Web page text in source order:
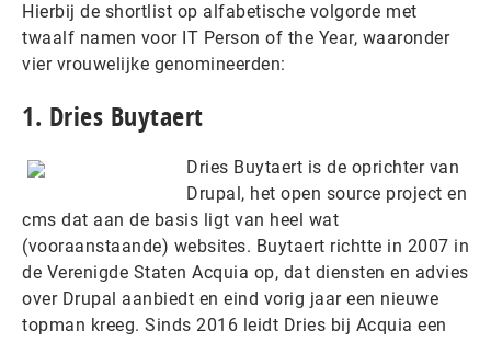
Hierbij de shortlist op alfabetische volgorde met
twaalf namen voor IT Person of the Year, waaronder
vier vrouwelijke genomineerden:
1. Dries Buytaert
Dries Buytaert is de oprichter van
Drupal, het open source project en
cms dat aan de basis ligt van heel wat
(vooraanstaande) websites. Buytaert richtte in 2007 in
de Verenigde Staten Acquia op, dat diensten en advies
over Drupal aanbiedt en eind vorig jaar een nieuwe
topman kreeg. Sinds 2016 leidt Dries bij Acquia een